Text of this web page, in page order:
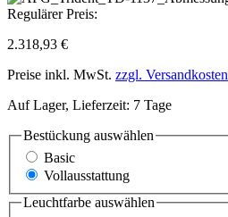
Regulärer Preis:
2.318,93 €
Preise inkl. MwSt. zzgl. Versandkosten
Auf Lager, Lieferzeit: 7 Tage
Bestückung auswählen
Basic
Vollausstattung
Leuchtfarbe auswählen